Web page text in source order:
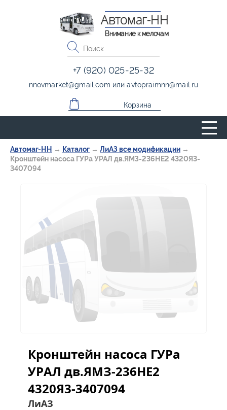
Автомаг-НН → Каталог → ЛиАЗ все модификации →
Кронштейн насоса ГУРа УРАЛ дв.ЯМЗ-236НЕ2 4320Я3-
3407094
Кронштейн насоса ГУРа
УРАЛ дв.ЯМЗ-236НЕ2
4320Я3-3407094
ЛиАЗ
Автомаг-НН
Внимание к мелочам
+7 (920) 025-25-32
nnovmarket@gmail.com илиavtopraimnn@mail.ru
Корзина